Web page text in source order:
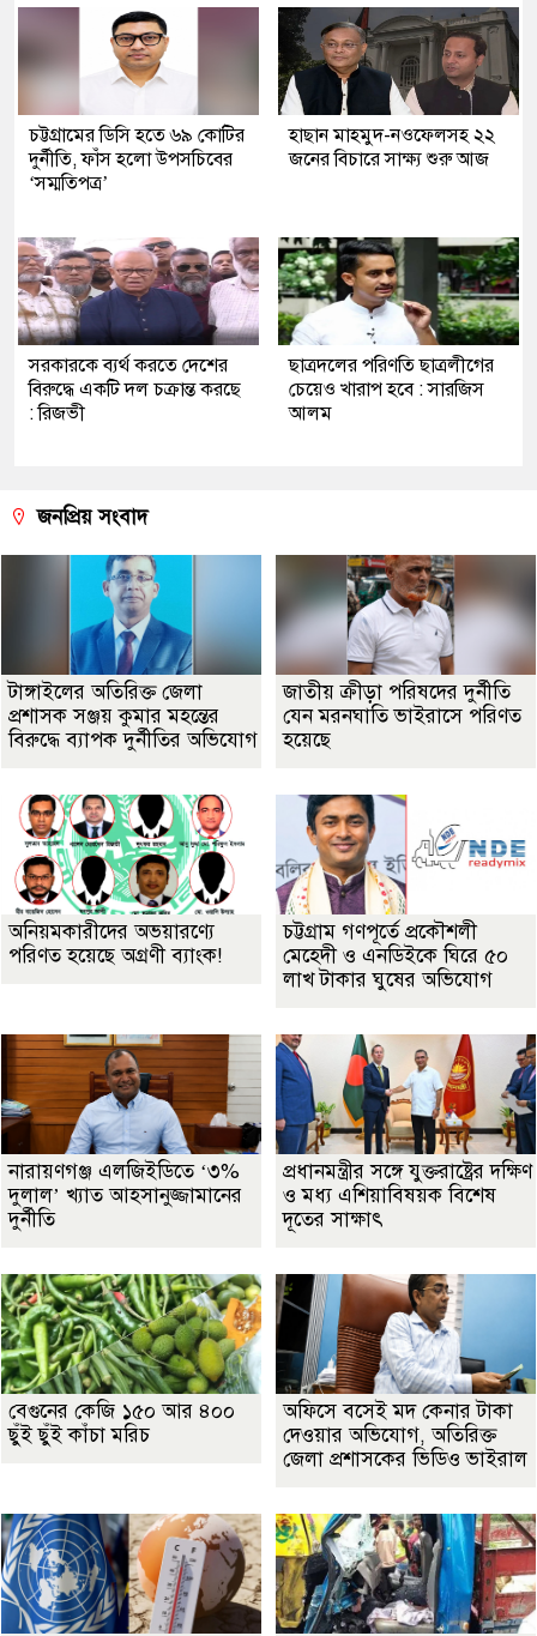
চট্টগ্রামের ডিসি হতে ৬৯ কোটির
দুর্নীতি, ফাঁস হলো উপসচিবের
‘সম্মতিপত্র’
হাছান মাহমুদ-নওফেলসহ ২২
জনের বিচারে সাক্ষ্য শুরু আজ
সরকারকে ব্যর্থ করতে দেশের
বিরুদ্ধে একটি দল চক্রান্ত করছে
: রিজভী
ছাত্রদলের পরিণতি ছাত্রলীগের
চেয়েও খারাপ হবে : সারজিস
আলম
জনপ্রিয় সংবাদ
টাঙ্গাইলের অতিরিক্ত জেলা
প্রশাসক সঞ্জয় কুমার মহন্তের
বিরুদ্ধে ব্যাপক দুর্নীতির অভিযোগ
জাতীয় ক্রীড়া পরিষদের দুর্নীতি
যেন মরনঘাতি ভাইরাসে পরিণত
হয়েছে
অনিয়মকারীদের অভয়ারণ্যে
পরিণত হয়েছে অগ্রণী ব্যাংক!
চট্টগ্রাম গণপূর্তে প্রকৌশলী
মেহেদী ও এনডিইকে ঘিরে ৫০
লাখ টাকার ঘুষের অভিযোগ
নারায়ণগঞ্জ এলজিইডিতে ‘৩%
দুলাল’ খ্যাত আহসানুজ্জামানের
দুর্নীতি
প্রধানমন্ত্রীর সঙ্গে যুক্তরাষ্ট্রের দক্ষিণ
ও মধ্য এশিয়াবিষয়ক বিশেষ
দূতের সাক্ষাৎ
বেগুনের কেজি ১৫০ আর ৪০০
ছুঁই ছুঁই কাঁচা মরিচ
অফিসে বসেই মদ কেনার টাকা
দেওয়ার অভিযোগ, অতিরিক্ত
জেলা প্রশাসকের ভিডিও ভাইরাল